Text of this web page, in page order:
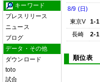
キーワード
プレスリリース
ニュース
ブログ
データ・その他
ダウンロード
toto
試合
8/9 (日)
東京V
1-1
長崎
2-1
順位表